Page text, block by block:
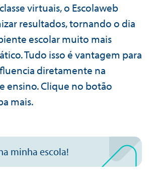
virtuais, o Escolaweb
resultados, tornando o dia
escolar muito mais
Tudo isso é vantagem para
diretamente na
ensino. Clique no botão
mais.
minha escola!